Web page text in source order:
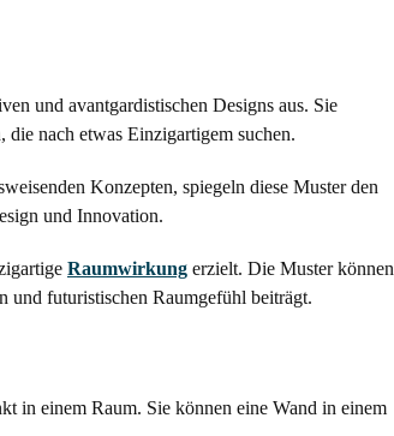
und avantgardistischen Designs aus. Sie
nach etwas Einzigartigem suchen.
Konzepten, spiegeln diese Muster den
und Innovation.
Raumwirkung erzielt. Die Muster können
und futuristischen Raumgefühl beiträgt.
in einem Raum. Sie können eine Wand in einem